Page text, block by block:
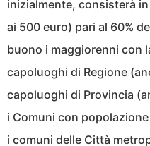
inizialmente, consisterà
ai 500 euro) pari al 60%
buono i maggiorenni con
capoluoghi di Regione
capoluoghi di Provincia
i Comuni con
i comuni delle Città